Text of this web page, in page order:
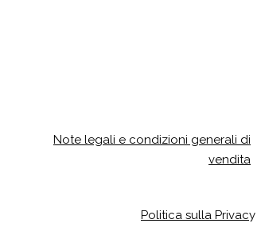
Note legali e condizioni generali di
vendita
Politica sulla Privacy